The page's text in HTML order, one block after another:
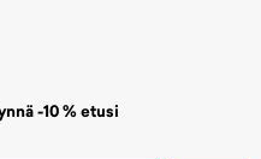
-10 % etusi